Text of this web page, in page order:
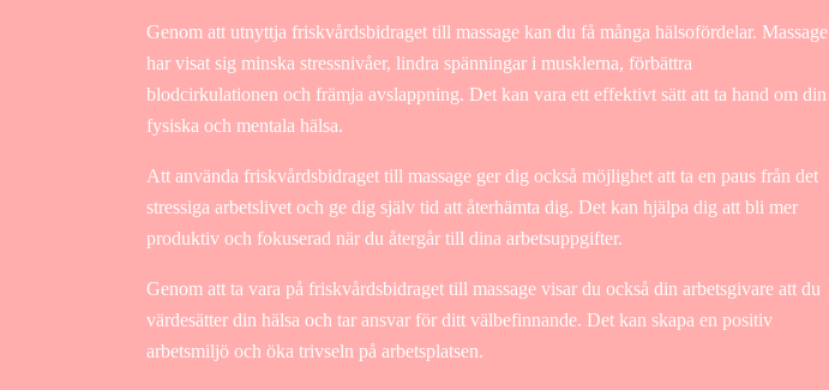
Genom att utnyttja friskvårdsbidraget till massage kan du få många hälsofördelar. Massage
har visat sig minska stressnivåer, lindra spänningar i musklerna, förbättra
blodcirkulationen och främja avslappning. Det kan vara ett effektivt sätt att ta hand om din
fysiska och mentala hälsa.
Att använda friskvårdsbidraget till massage ger dig också möjlighet att ta en paus från det
stressiga arbetslivet och ge dig själv tid att återhämta dig. Det kan hjälpa dig att bli mer
produktiv och fokuserad när du återgår till dina arbetsuppgifter.
Genom att ta vara på friskvårdsbidraget till massage visar du också din arbetsgivare att du
värdesätter din hälsa och tar ansvar för ditt välbefinnande. Det kan skapa en positiv
arbetsmiljö och öka trivseln på arbetsplatsen.